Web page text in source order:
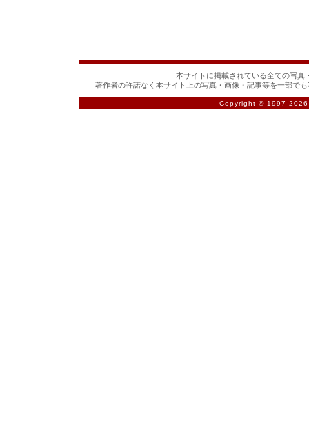
本サイトに掲載されている全ての写真
著作者の許諾なく本サイト上の写真・画像・記事等を一部で
Copyright © 1997-